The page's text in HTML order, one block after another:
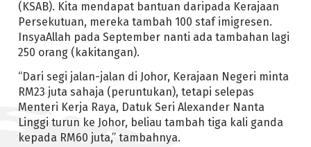
(KSAB). Kita mendapat bantuan daripada Kerajaan
Persekutuan, mereka tambah 100 staf imigresen.
InsyaAllah pada September nanti ada tambahan lagi
250 orang (kakitangan).
“Dari segi jalan-jalan di Johor, Kerajaan Negeri minta
RM23 juta sahaja (peruntukan), tetapi selepas
Menteri Kerja Raya, Datuk Seri Alexander Nanta
Linggi turun ke Johor, beliau tambah tiga kali ganda
kepada RM60 juta,” tambahnya.